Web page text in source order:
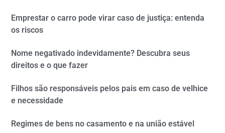
Emprestar o carro pode virar caso de justiça: entenda
os riscos
Nome negativado indevidamente? Descubra seus
direitos e o que fazer
Filhos são responsáveis pelos pais em caso de velhice
e necessidade
Regimes de bens no casamento e na união estável